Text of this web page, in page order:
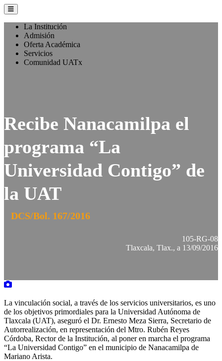
La Institución
Admisión
Oferta Académica
Servicios
Comunidad UATx
Recibe Nanacamilpa el
programa “La
Universidad Contigo” de
la UAT
DCS/Bol. 167/2016
105-RG-08
Tlaxcala, Tlax., a 13/09/2016
La vinculación social, a través de los servicios universitarios, es uno
de los objetivos primordiales para la Universidad Autónoma de
Tlaxcala (UAT), aseguró el Dr. Ernesto Meza Sierra, Secretario de
Autorrealización, en representación del Mtro. Rubén Reyes
Córdoba, Rector de la Institución, al poner en marcha el programa
“La Universidad Contigo” en el municipio de Nanacamilpa de
Mariano Arista.